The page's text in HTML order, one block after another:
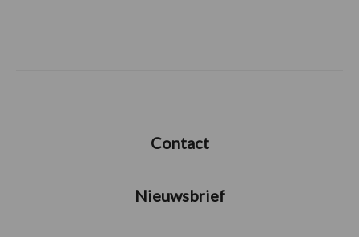
Contact
Nieuwsbrief